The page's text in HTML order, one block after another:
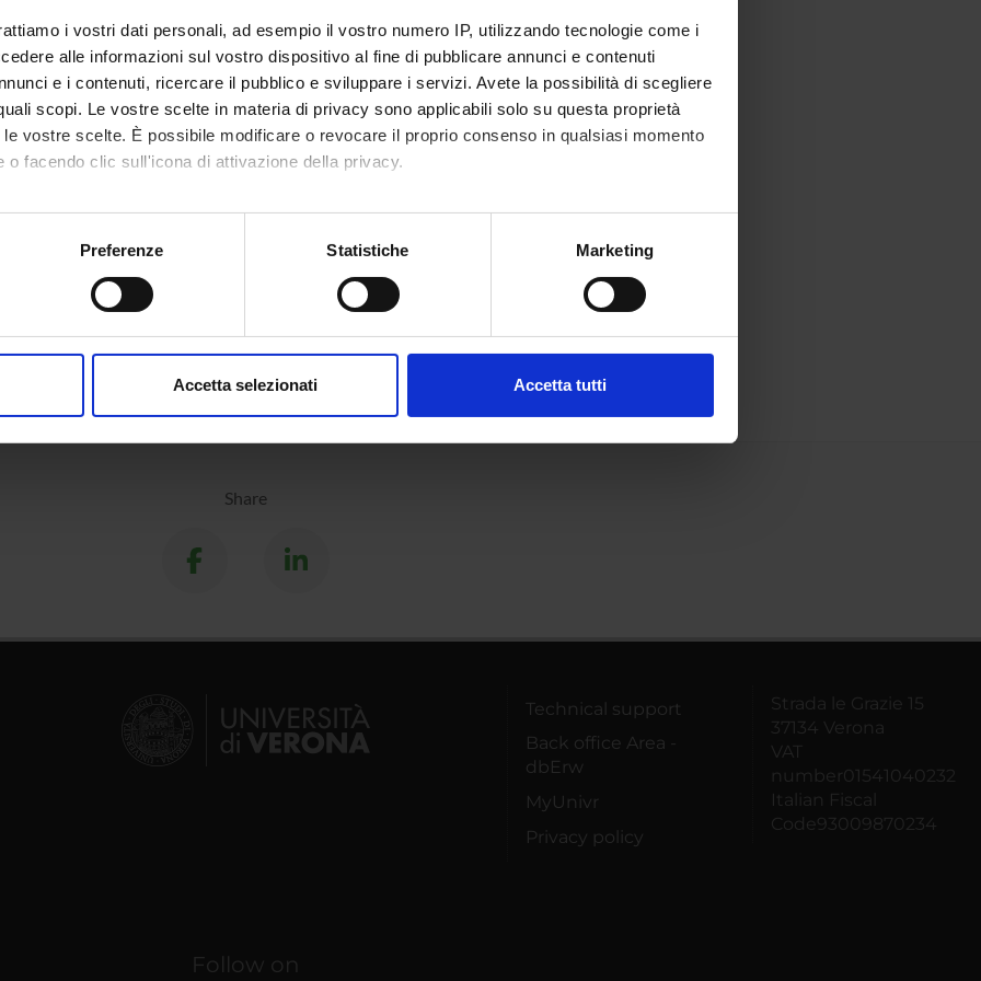
i vostri dati personali, ad esempio il vostro numero IP, utilizzando tecnologie come i
alle informazioni sul vostro dispositivo al fine di pubblicare annunci e contenuti
e i contenuti, ricercare il pubblico e sviluppare i servizi. Avete la possibilità di scegliere
scopi. Le vostre scelte in materia di privacy sono applicabili solo su questa proprietà
vostre scelte. È possibile modificare o revocare il proprio consenso in qualsiasi momento
o facendo clic sull'icona di attivazione della privacy.
anche:
sulla tua posizione geografica, con un'approssimazione di qualche metro,
in qualsiasi momento dalla Dichiarazione sui cookie.
Preferenze Statistiche Marketing
Accetta selezionati Accetta tutti
Share
Technical support
Back office Area -
dbErw
MyUnivr
Privacy policy
Strada le Grazie 15
37134 Verona
VAT
number01541040232
Italian Fiscal
Code93009870234
Follow on